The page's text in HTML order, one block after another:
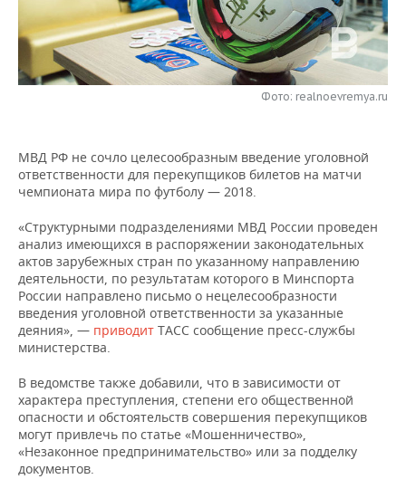
НЕФТЕХИМИЯ
НЕФТЬ
ОПК
РОЗНИЧНАЯ ТОРГОВЛЯ
ТРАНСПОРТ
НОВОСТИ ТЕХНОЛОГИЙ
IT
ТЕЛЕКОММУНИКАЦИИ
МЕРОПРИЯТИЯ
НОВОСТИ МЕРОПРИЯТИЙ
БИЗНЕС-БРАНЧИ
ONLINE-КОНФЕРЕНЦИИ
ОТКРЫТАЯ ЛЕКЦИЯ
СПОРТ
ФУТБОЛ
ХОККЕЙ
БАСКЕТБОЛ
ВОЛЕЙБОЛ
КИБЕРСПОРТ
ВОДНЫЕ ВИДЫ СПОРТА
ХОККЕЙ С МЯЧОМ
НОВОСТИ ОБЩЕСТВА
ВЛАСТЬ
ИНФРАСТРУКТУРА
ИСТОРИЯ
КУЛЬТУРА
ОБРАЗОВАНИЕ
ПРОИСШЕСТВИЯ
ФОТОГАЛЕРЕЯ
СЮЖЕТЫ
СПРАВОЧНИК
СПИСОК ПЕРСОН
СПИСОК КОМПАНИЙ
ПОЛНАЯ ВЕРСИЯ
Фото: realnoevremya.ru
МВД РФ не сочло целесообразным введение уголовной
ответственности для перекупщиков билетов на матчи
чемпионата мира по футболу — 2018.
«Структурными подразделениями МВД России проведен
анализ имеющихся в распоряжении законодательных
актов зарубежных стран по указанному направлению
деятельности, по результатам которого в Минспорта
России направлено письмо о нецелесообразности
введения уголовной ответственности за указанные
деяния», — приводит ТАСС сообщение пресс-службы
министерства.
В ведомстве также добавили, что в зависимости от
характера преступления, степени его общественной
опасности и обстоятельств совершения перекупщиков
могут привлечь по статье «Мошенничество»,
«Незаконное предпринимательство» или за подделку
документов.